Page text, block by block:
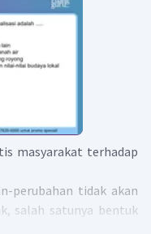
masyarakat terhadap
perubahan tidak akan
salah satunya bentuk